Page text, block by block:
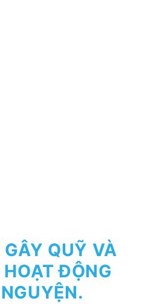
GÂY QUỸ VÀ
ĐỘNG